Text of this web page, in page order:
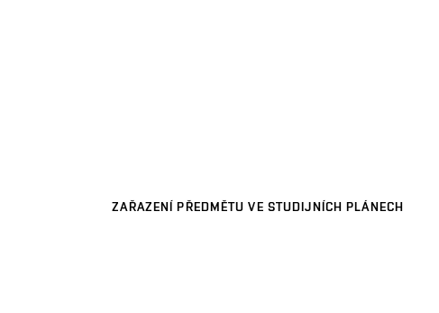
ZAŘAZENÍ PŘEDMĚTU VE STUDIJNÍCH PLÁNECH